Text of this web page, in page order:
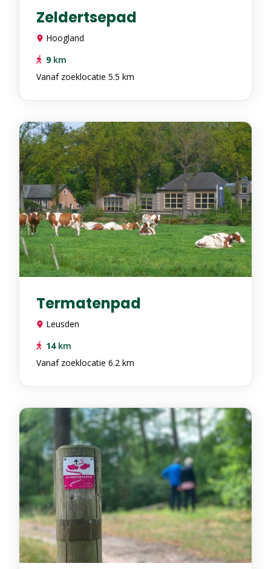
Zeldertsepad
Hoogland
9km
Vanaf zoeklocatie 5.5 km
Termatenpad
Leusden
14km
Vanaf zoeklocatie 6.2 km